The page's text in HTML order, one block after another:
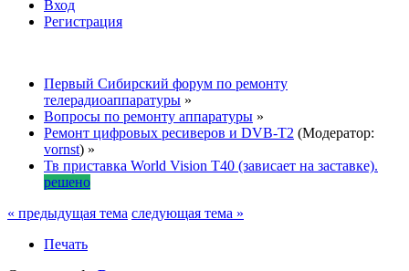
Вход
Регистрация
Первый Сибирский форум по ремонту
телерадиоаппаратуры »
Вопросы по ремонту аппаратуры »
Ремонт цифровых ресиверов и DVB-T2 (Модератор:
vornst) »
Тв приставка World Vision T40 (зависает на заставке).
решено
« предыдущая тема следующая тема »
Печать